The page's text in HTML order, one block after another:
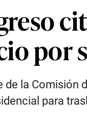
por
de la Comisión
para